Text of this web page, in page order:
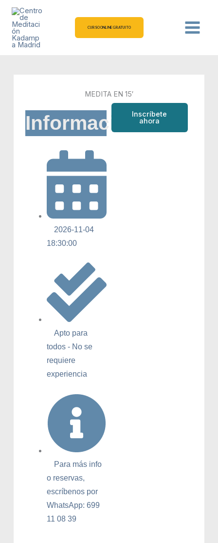
contenido
CURSO ONLINE GRATUITO
MEDITA EN 15′
Información
2026-11-04
18:30:00
Apto para
todos - No se
requiere
experiencia
Para más info
o reservas,
escríbenos por
WhatsApp: 699
11 08 39
Inscríbete
ahora